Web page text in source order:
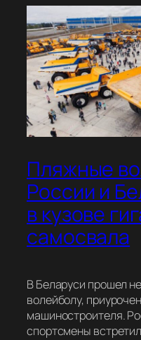
Пляжные
России и
в кузове
самосвала
В Беларуси прошел
волейболу,
машиностроителя.
спортсмены